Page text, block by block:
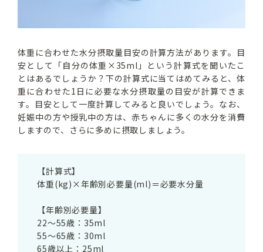
体重に合わせた水分摂取量目安の計算方法があります。目
安として「自分の体重×35ml」という計算式を聞いたこ
とはあるでしょうか？下の計算式に当てはめてみると、体
重に合わせた1日に必要な水分摂取量の目安が計算できま
す。目安として一度計算してみると良いでしょう。なお、
妊娠中の方や授乳中の方は、赤ちゃんに多くの水分を消費
しますので、さらに多めに摂取しましょう。
【計算式】
体重(kg)×年齢別必要量(ml)＝必要水分量
【年齢別必要量】
22～55歳：35ml
55～65歳：30ml
65歳以上：25ml